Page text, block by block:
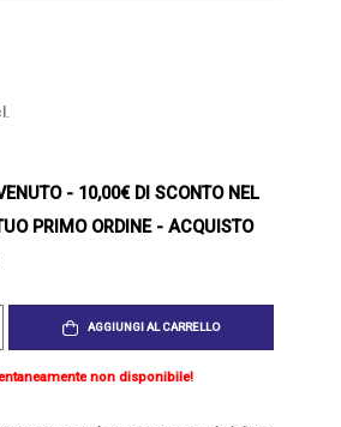
- 10,00€ DI SCONTO NEL
PRIMO ORDINE - ACQUISTO
AGGIUNGI AL CARRELLO
non disponibile!